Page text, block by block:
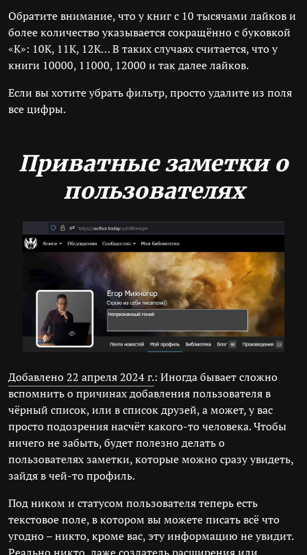
Обратите внимание, что у книг с 10 тысячами лайков и
более количество указывается сокращённо с буковкой
«К»: 10К, 11К, 12К… В таких случаях считается, что у
книги 10000, 11000, 12000 и так далее лайков.
Если вы хотите убрать фильтр, просто удалите из поля
все цифры.
Приватные заметки о
пользователях
Добавлено 22 апреля 2024 г.: Иногда бывает сложно
вспомнить о причинах добавления пользователя в
чёрный список, или в список друзей, а может, у вас
просто подозрения насчёт какого-то человека. Чтобы
ничего не забыть, будет полезно делать о
пользователях заметки, которые можно сразу увидеть,
зайдя в чей-то профиль.
Под ником и статусом пользователя теперь есть
текстовое поле, в котором вы можете писать всё что
угодно – никто, кроме вас, эту информацию не увидит.